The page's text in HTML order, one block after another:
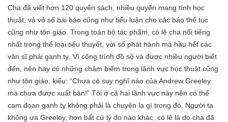
Cha đã viết hơn 120 quyển sách, nhiều quyển mang tính học
thuật, và vô số bài báo cũng như tiểu luận cho các báo thế tục
cũng như tôn giáo. Trong toàn bộ tác phẩm, có lẽ cha nổi tiếng
nhất trong thể loại tiểu thuyết, với số phát hành mà hầu hết các
văn sĩ phải ganh tỵ. Vì công trình đồ sộ và được nhiều người biết
đến, nên hay có những châm biếm trong lãnh vực học thuật cũng
như tôn giáo, kiểu: “Chưa có suy nghĩ nào của Andrew Greeley
mà chưa được xuất bản!” Tôi ở cả hai lãnh vực này nên có thể
cam đoan ganh tỵ không phải là chuyện lạ gì trong đó. Người ta
không ưa Greeley, hơn bất cứ lý do nào khác, có lẽ là do cha đã